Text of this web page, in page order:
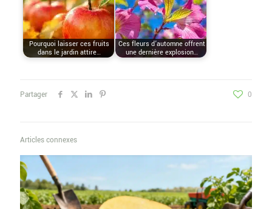
Pourquoi laisser ces fruits
dans le jardin attire…
Ces fleurs d’automne offrent
une dernière explosion…
Partager 0
Articles connexes